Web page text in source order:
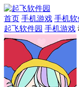
首页 手机游戏 手机软
起飞软件园 手机游戏